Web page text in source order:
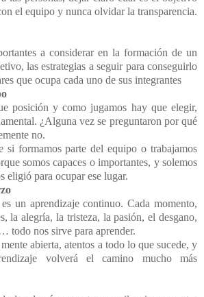
el equipo y nunca olvidar la transparencia.
a considerar en la formación de un
las estrategias a seguir para conseguirlo
que ocupa cada uno de sus integrantes
posición y como jugamos hay que elegir,
¿Alguna vez se preguntaron por qué
no.
si formamos parte del equipo o trabajamos
somos capaces o importantes, y solemos
eligió para ocupar ese lugar.
un aprendizaje continuo. Cada momento,
la alegría, la tristeza, la pasión, el desgano,
todo nos sirve para aprender.
abierta, atentos a todo lo que sucede, y
volverá el camino mucho más